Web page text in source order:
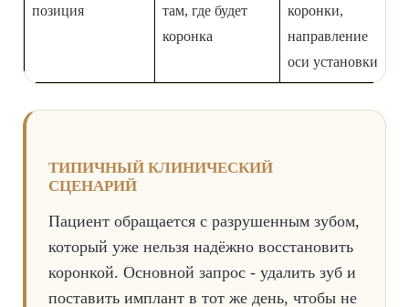
позиция
там, где будет
коронка
коронки,
направление
оси установки
ТИПИЧНЫЙ КЛИНИЧЕСКИЙ
СЦЕНАРИЙ
Пациент обращается с разрушенным зубом,
который уже нельзя надёжно восстановить
коронкой. Основной запрос - удалить зуб и
поставить имплант в тот же день, чтобы не